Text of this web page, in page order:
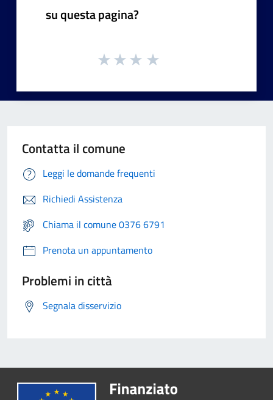
su questa pagina?
Contatta il comune
Leggi le domande frequenti
Richiedi Assistenza
Chiama il comune 0376 6791
Prenota un appuntamento
Problemi in città
Segnala disservizio